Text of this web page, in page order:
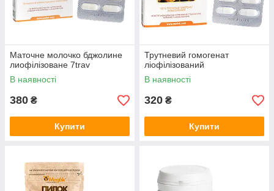
Маточне молочко бджолине
лиофілізоване 7trav
В наявності
380 ₴
Купити
Трутневий гомогенат
ліофілізований
В наявності
320 ₴
Купити